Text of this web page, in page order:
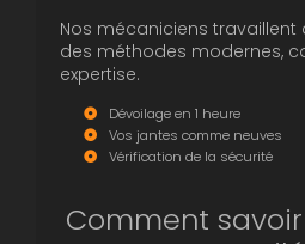
Nos mécaniciens travaillent
des méthodes modernes,
expertise.
Dévoilage en 1 heure
Vos jantes comme neuves
Vérification de la sécurité
Comment